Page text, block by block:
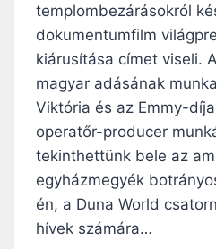
templombezárásokról
dokumentumfilm
kiárusítása címet viseli.
magyar adásának
Viktória és az Emmy-
operatőr-producer
tekinthettünk bele az
egyházmegyék
én, a Duna World
hívek számára…